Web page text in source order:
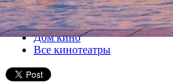
Все кино
Дом кино
Все кинотеатры